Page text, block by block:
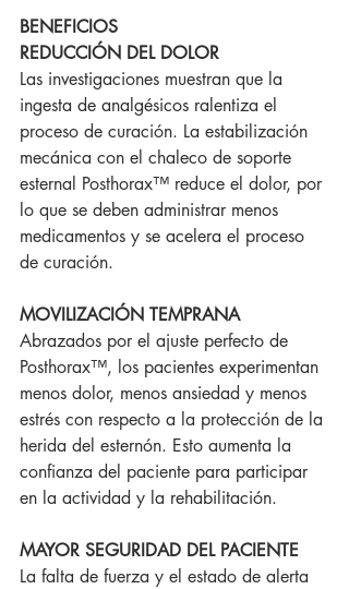
BENEFICIOS
REDUCCIÓN DEL DOLOR
Las investigaciones muestran que la
ingesta de analgésicos ralentiza el
proceso de curación. La estabilización
mecánica con el chaleco de soporte
esternal Posthorax™ reduce el dolor, por
lo que se deben administrar menos
medicamentos y se acelera el proceso
de curación.
MOVILIZACIÓN TEMPRANA
Abrazados por el ajuste perfecto de
Posthorax™, los pacientes experimentan
menos dolor, menos ansiedad y menos
estrés con respecto a la protección de la
herida del esternón. Esto aumenta la
confianza del paciente para participar
en la actividad y la rehabilitación.
MAYOR SEGURIDAD DEL PACIENTE
La falta de fuerza y el estado de alerta